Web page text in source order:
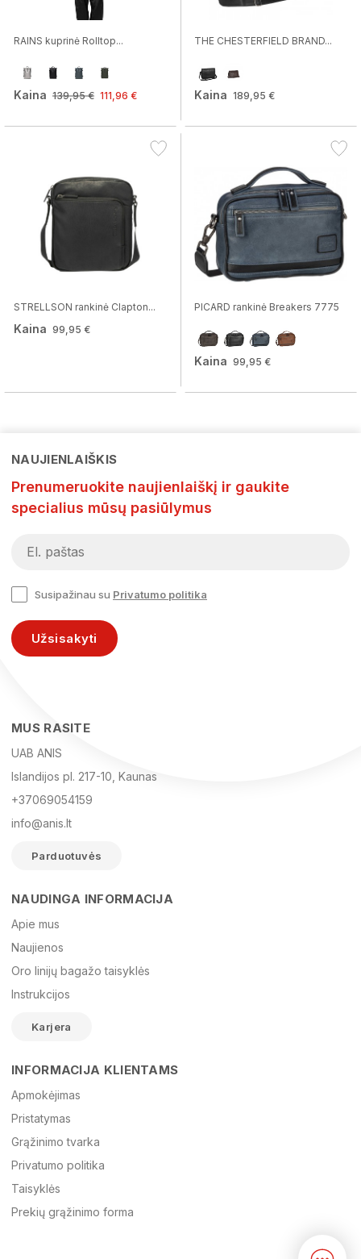
RAINS kuprinė Rolltop...
Kaina 139,95 € 111,96 €
THE CHESTERFIELD BRAND...
Kaina 189,95 €
STRELLSON rankinė Clapton...
Kaina 99,95 €
PICARD rankinė Breakers 7775
Kaina 99,95 €
El. paštas
Žinutė
NAUJIENLAIŠKIS
Prenumeruokite naujienlaiškį ir gaukite
specialius mūsų pasiūlymus
Susipažinau su Privatumo politika
Užsisakyti
MUS RASITE
UAB ANIS
Islandijos pl. 217-10, Kaunas
+37069054159
info@anis.lt
Parduotuvės
NAUDINGA INFORMACIJA
Apie mus
Naujienos
Oro linijų bagažo taisyklės
Instrukcijos
Karjera
INFORMACIJA KLIENTAMS
Apmokėjimas
Pristatymas
Grąžinimo tvarka
Privatumo politika
Taisyklės
Prekių grąžinimo forma